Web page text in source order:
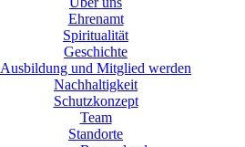
Ehrenamt
Spiritualität
Geschichte
Ausbildung und Mitglied werden
Nachhaltigkeit
Schutzkonzept
Team
Standorte